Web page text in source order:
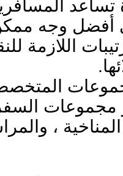
تساعد
وجه
اللازمة
السفر
،